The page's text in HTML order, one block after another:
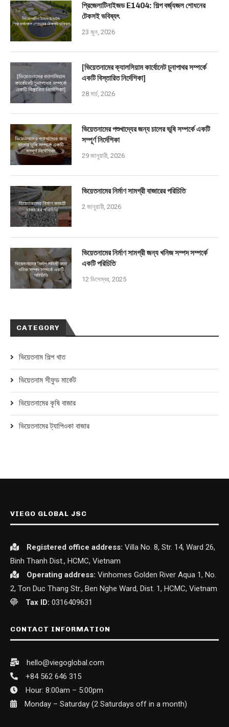
প্রিজেলাটিনাইজড E1404: শিল্প বর্জ্যজল শোধনের
টেকসই ভবিষ্যৎ
23 জুন, 2026
[ভিয়েতনামের ক্যালসিয়াম কার্বোনেট চুনাপাথর সম্পর্কে
একটি বিস্তারিত নির্দেশিকা]
28 মার্চ, 2026
ভিয়েতনামের পশুখাদ্যের জন্য চালের ভূষি সম্পর্কে একটি
সম্পূর্ণ নির্দেশিকা
29 জানুয়ারী, 2026
ভিয়েতনামের নির্মাণ সামগ্রী বাজারের পরিচিতি
2 জানুয়ারী, 2026
ভিয়েতনামের নির্মাণ সামগ্রী জন্য খনিজ সম্পদ সম্পর্কে
একটি পরিচিতি
12 ডিসেম্বর, 2025
CATEGORY
ভিয়েতনাম শিল্প খাত
ভিয়েতনাম সীফুড মার্কেট
ভিয়েতনামের কৃষি বাজার
ভিয়েতনামের ট্যাপিওকা বাজার
VIEGO GLOBAL JSC
Registered office address: Villa No. 8, Str. 14, Ward 26,
Binh Thanh Dist., HCMC, Vietnam
Operating address: Vinhomes Golden River Aqua 1, No.
2, Ton Duc Thang Str., Ben Nghe Ward, Dist. 1, HCMC, Vietnam
Tax ID: 0316409631
CONTACT INFORMATION
hello@viegoglobal.com
+84 562 646 315
Hour: 8:00am – 5:00pm
Monday – Saturday (2 Saturdays off in a month)